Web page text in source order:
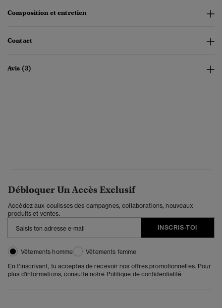
Composition et entretien
Contact
Avis (3)
Débloquer Un Accès Exclusif
Accédez aux coulisses des campagnes, collaborations, nouveaux
produits et ventes.
INSCRIS-TOI
Vêtements homme
Vêtements femme
En t'inscrivant, tu acceptes de recevoir nos offres promotionnelles. Pour
plus d'informations, consulte notre Politique de confidentialité